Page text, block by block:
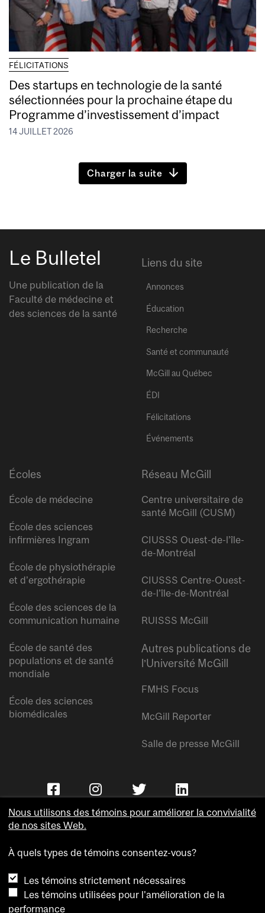
FÉLICITATIONS
Des startups en technologie de la santé
sélectionnées pour la prochaine étape du
Programme d’investissement d’impact
14 JUILLET 2026
Charger la suite
Le Bulletel
Une publication de la
Faculté de médecine et
des sciences de la santé
Liens du site
Annonces
Éducation
Recherche
Santé et communauté
McGill au Québec
ÉDI
Félicitations
Événements
Écoles
École de médecine
École des sciences
infirmières Ingram
École de physiothérapie
et d’ergothérapie
École des sciences de la
communication humaine
École de santé des
populations et de santé
mondiale
École des sciences
biomédicales
Réseau McGill
Centre universitaire de
santé McGill (CUSM)
CIUSSS Ouest-de-l’île-
de-Montréal
CIUSSS Centre-Ouest-
de-l’île-de-Montréal
RUISSS McGill
Autres publications de
l’Université McGill
FMHS Focus
McGill Reporter
Salle de presse McGill
Accessibilité
Confidentialité
Nous utilisons des témoins pour améliorer la convivialité
de nos sites Web.
À quels types de témoins consentez-vous?
Les témoins strictement nécessaires
Les témoins utilisées pour l'amélioration de la
performance